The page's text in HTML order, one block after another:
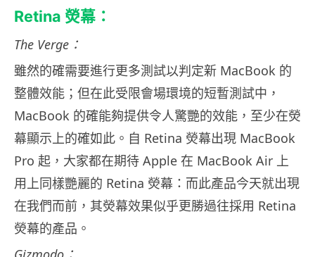
Retina 熒幕：
The Verge：
雖然的確需要進行更多測試以判定新 MacBook 的
整體效能；但在此受限會場環境的短暫測試中，
MacBook 的確能夠提供令人驚艷的效能，至少在熒
幕顯示上的確如此。自 Retina 熒幕出現 MacBook
Pro 起，大家都在期待 Apple 在 MacBook Air 上
用上同樣艷麗的 Retina 熒幕：而此產品今天就出現
在我們而前，其熒幕效果似乎更勝過往採用 Retina
熒幕的產品。